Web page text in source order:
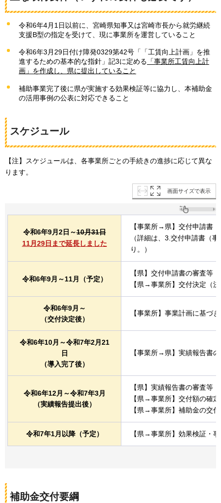
令和6年4月1日以前に、宮崎県知事又は宮崎市長から就労継続
支援B型の指定を受けて、現に事業所を運営していること
令和6年3月29日付け障発0329第42号「「工賃向上計画」を推
進するための基本的な指針」記3に定める 「事業所工賃向上計
画」を作成し、県に提出していること
補助事業完了後に県が実施する効果検証等に協力し、本補助金
の活用事例の公表に対応できること
スケジュール
【注】スケジュールは、各事業所ごとの手続きの進捗に応じて異な
ります。
画面サイズで表示
令和6年9月2日～10月31日
11月29日まで延長しました
【事業所→県】交付申請書
（詳細は、3.交付申請書（
り。）
令和6年9月～11月（予定）
【県】交付申請書の審査等
【県→事業所】交付決定（
令和6年9月～
（交付決定後）
【事業所】事業計画に基づ
令和6年10月～令和7年2月21
日
（導入完了後）
【事業所→県】実績報告書
令和6年12月～令和7年3月
（実績報告提出後）
【県】実績報告書の審査等
【県→事業所】交付額の確
【県→事業所】補助金の交付
令和7年1月以降（予定） 【県→事業所】効果検証・
補助金交付要綱